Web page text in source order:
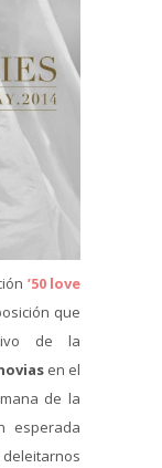
’50 love
que
de la
en el
de la
esperada